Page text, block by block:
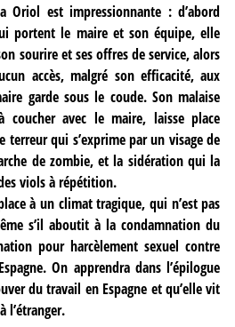
Oriol est impressionnante : d’abord
portent le maire et son équipe, elle
sourire et ses offres de service, alors
accès, malgré son efficacité, aux
garde sous le coude. Son malaise
avec le maire, laisse place
terreur qui s’exprime par un visage de
de zombie, et la sidération qui la
viols à répétition.
à un climat tragique, qui n’est pas
s’il aboutit à la condamnation du
pour harcèlement sexuel contre
On apprendra dans l’épilogue
du travail en Espagne et qu’elle vit
l’étranger.